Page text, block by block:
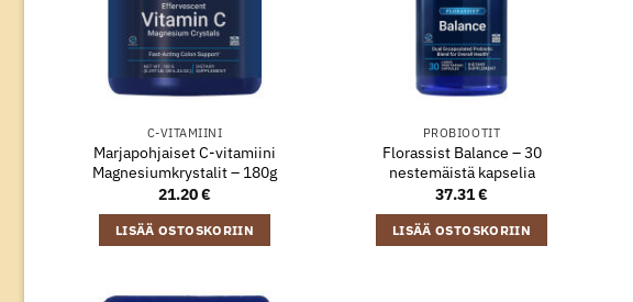
C-VITAMIINI
Marjapohjaiset C-vitamiini
Magnesiumkrystalit – 180g
21.20€
LISÄÄ OSTOSKORIIN
PROBIOOTIT
Florassist Balance – 30
nestemäistä kapselia
37.31€
LISÄÄ OSTOSKORIIN